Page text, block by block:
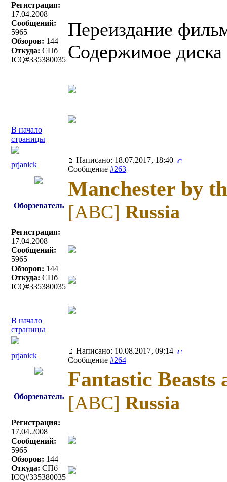
Регистрация:
17.04.2008
Сообщений:
5965
Обзоров: 144
Откуда: СПб
ICQ#335380035
Переиздание
Содержимое диска
В начало
страницы
prjanick
Написано: 18.07.2017, 18:40
Сообщение #263
Оборзеватель
Регистрация:
17.04.2008
Сообщений:
5965
Обзоров: 144
Откуда: СПб
ICQ#335380035
Manchester by
[ABC] Russia
В начало
страницы
prjanick
Написано: 10.08.2017, 09:14
Сообщение #264
Оборзеватель
Регистрация:
17.04.2008
Сообщений:
5965
Обзоров: 144
Откуда: СПб
ICQ#335380035
Fantastic
[ABC] Russia